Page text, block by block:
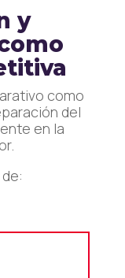
y
como
del
en la